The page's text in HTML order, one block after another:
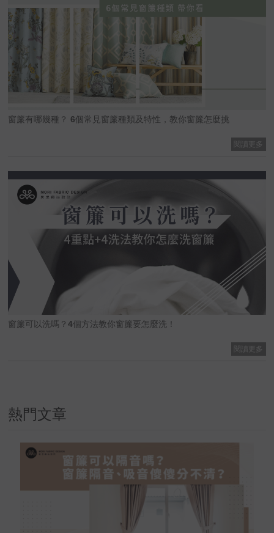
窗簾有哪幾種？ 6個常見窗簾種類及特性，教你窗簾怎麼挑
閱讀更多
窗簾可以洗嗎？4個方法教你窗簾要怎麼洗！
閱讀更多
熱門文章